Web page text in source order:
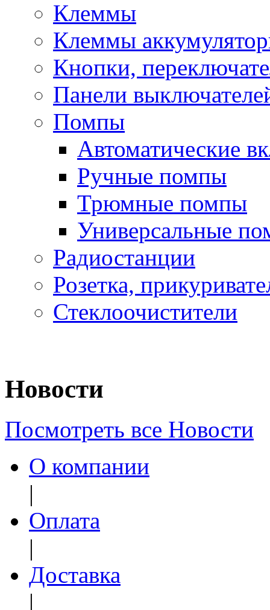
Клеммы
Клеммы
Кнопки,
Панели
Помпы
Автоматические
Ручные помпы
Трюмные помпы
Универсальные
Радиостанции
Розетка,
Стеклоочистители
Новости
Посмотреть все Новости
О компании
|
Оплата
|
Доставка
|